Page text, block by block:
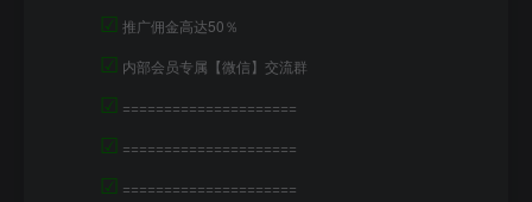
☑ 推广佣金高达50％
☑ 内部会员专属【微信】交流群
☑ =====================
☑ =====================
☑ =====================